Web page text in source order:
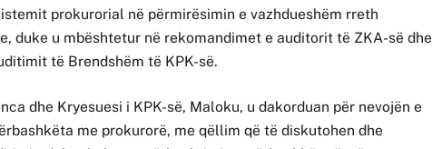
prokurorial në përmirësimin e vazhdueshëm rreth
duke u mbështetur në rekomandimet e auditorit të ZKA-së dhe
të Brendshëm të KPK-së.
dhe Kryesuesi i KPK-së, Maloku, u dakorduan për nevojën e
me prokurorë, me qëllim që të diskutohen dhe